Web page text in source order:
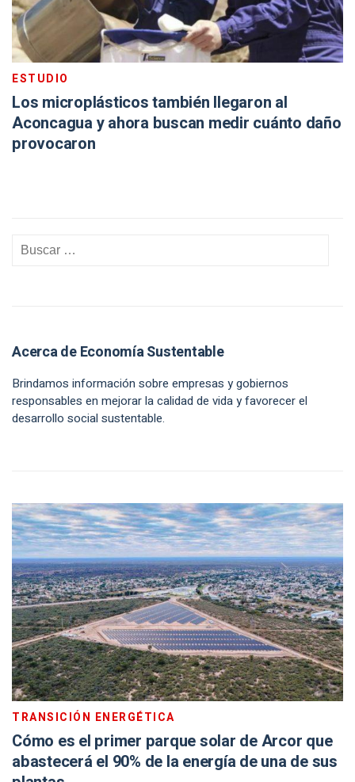
ESTUDIO
Los microplásticos también llegaron al
Aconcagua y ahora buscan medir cuánto daño
provocaron
Acerca de Economía Sustentable
Brindamos información sobre empresas y gobiernos
responsables en mejorar la calidad de vida y favorecer el
desarrollo social sustentable.
TRANSICIÓN ENERGÉTICA
Cómo es el primer parque solar de Arcor que
abastecerá el 90% de la energía de una de sus